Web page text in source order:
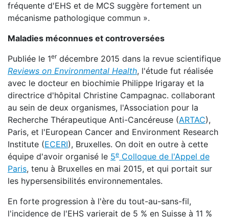
fréquente d'EHS et de MCS suggère fortement un
mécanisme pathologique commun ».
Maladies méconnues et controversées
Publiée le 1erdécembre 2015 dans la revue scientifique
Reviews on Environmental Health, l'étude fut réalisée
avec le docteur en biochimie Philippe Irigaray et la
directrice d'hôpital Christine Campagnac. collaborant
au sein de deux organismes, l'Association pour la
Recherche Thérapeutique Anti-Cancéreuse (ARTAC),
Paris, et l'European Cancer and Environment Research
Institute (ECERI), Bruxelles. On doit en outre à cette
équipe d'avoir organisé le 5e Colloque de l'Appel de
Paris, tenu à Bruxelles en mai 2015, et qui portait sur
les hypersensibilités environnementales.
En forte progression à l'ère du tout-au-sans-fil,
l'incidence de l'EHS varierait de 5 % en Suisse à 11 %